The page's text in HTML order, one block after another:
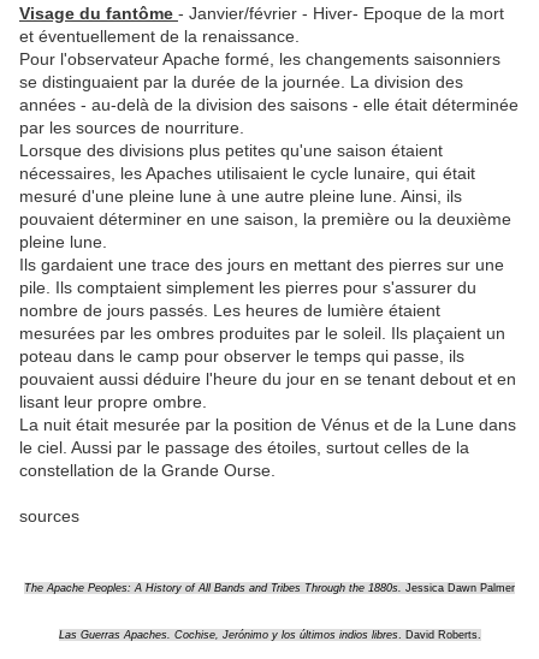
Visage du fantôme - Janvier/février - Hiver- Epoque de la mort
et éventuellement de la renaissance.
Pour l'observateur Apache formé, les changements saisonniers
se distinguaient par la durée de la journée. La division des
années - au-delà de la division des saisons - elle était déterminée
par les sources de nourriture.
Lorsque des divisions plus petites qu'une saison étaient
nécessaires, les Apaches utilisaient le cycle lunaire, qui était
mesuré d'une pleine lune à une autre pleine lune. Ainsi, ils
pouvaient déterminer en une saison, la première ou la deuxième
pleine lune.
Ils gardaient une trace des jours en mettant des pierres sur une
pile. Ils comptaient simplement les pierres pour s'assurer du
nombre de jours passés. Les heures de lumière étaient
mesurées par les ombres produites par le soleil. Ils plaçaient un
poteau dans le camp pour observer le temps qui passe, ils
pouvaient aussi déduire l'heure du jour en se tenant debout et en
lisant leur propre ombre.
La nuit était mesurée par la position de Vénus et de la Lune dans
le ciel. Aussi par le passage des étoiles, surtout celles de la
constellation de la Grande Ourse.
sources
The Apache Peoples: A History of All Bands and Tribes Through the 1880s. Jessica Dawn Palmer
Las Guerras Apaches. Cochise, Jerónimo y los últimos indios libres. David Roberts.